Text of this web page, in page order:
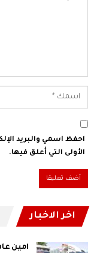
احفظ اسمي والبريد
الأولى التي أعلق فيها.
اخر الاخبار
امين